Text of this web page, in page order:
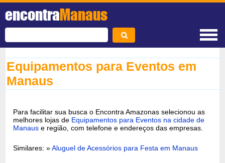
encontraManaus
Equipamentos para Eventos em
Manaus
Para facilitar sua busca o Encontra Amazonas selecionou as
melhores lojas de Equipamentos para Eventos na cidade de
Manaus e região, com telefone e endereços das empresas.
Similares: »Aluguel de Acessórios para Festa em Manaus